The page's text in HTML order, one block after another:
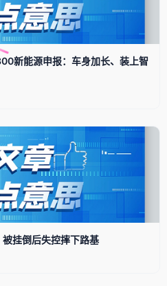
新能源申报：车身加长、装上智
挂倒后失控摔下路基